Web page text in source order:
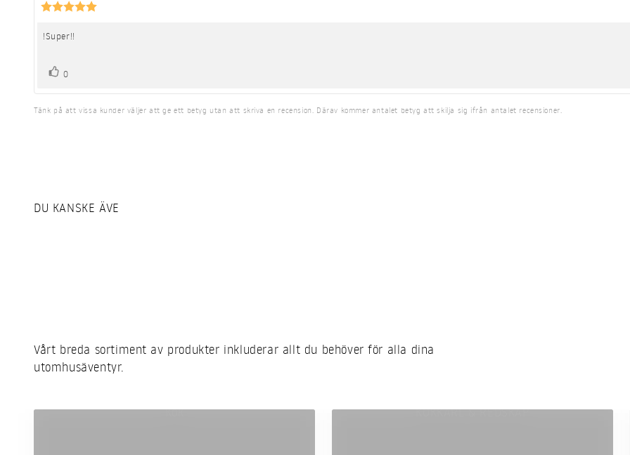
Recensionstext:
!Super!!
Rösta
upp
0
Tänk på att vissa kunder väljer att ge ett betyg utan att skriva en recension. Därav kommer antalet betyg att skilja sig ifrån antalet recensioner.
Vårt breda sortiment av produkter inkluderar allt du behöver för alla dina
utomhusäventyr.
Kök KOKKÄRL & REDSKAP